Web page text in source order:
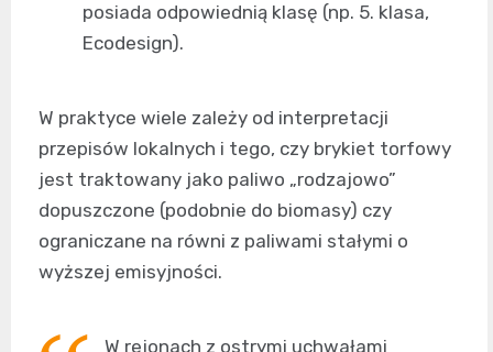
posiada odpowiednią klasę (np. 5. klasa,
Ecodesign).
W praktyce wiele zależy od interpretacji
przepisów lokalnych i tego, czy brykiet torfowy
jest traktowany jako paliwo „rodzajowo”
dopuszczone (podobnie do biomasy) czy
ograniczane na równi z paliwami stałymi o
wyższej emisyjności.
W rejonach z ostrymi uchwałami